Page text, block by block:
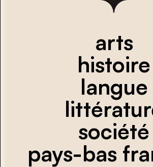
arts
histoire
langue
société
pays-bas